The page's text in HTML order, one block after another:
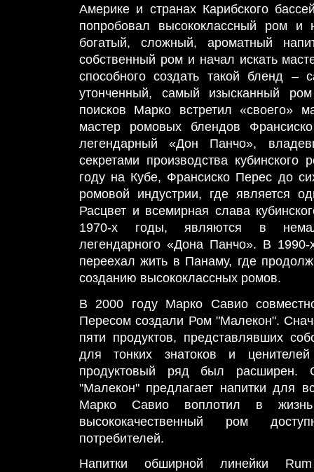
Америке и странах Карибского
попробовал высококлассный ром и
богатый, сложный, ароматный
собственный ром и начал искать
способного создать такой бленд –
утонченный, самый изысканный
поисков Марко встретил «своего»
мастер ромовых блендов
легендарный «Дон Панчо»,
секретами производства
году на Кубе, Франсиско Перес до
ромовой индустрии, где является
Расцвет и всемирная слава
1970-х годы, являются в
легендарного «Дона Панчо». В
переехал жить в Панаму, где
созданию высококлассных ромов.
В 2000 году Марко Савио
Пересом создали Ром "Малекон".
пяти продуктов, представлявших
для тонких знатоков и
продуктовый ряд был расширен.
"Малекон" предлагает напитки для
Марко Савио воплотил в
высококачественный ром
потребителей.
Напитки обширной линейки